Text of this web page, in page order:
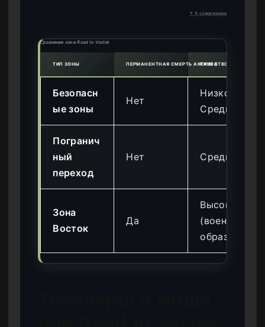
↑ К содержанию
Сравнение зон в Road to Vostok
ТИП ЗОНЫ ПЕРМАНЕНТНАЯ СМЕРТЬ АКТИВНАКАЧЕСТВО ЛУТА
Безопасн
ые зоны
Нет
Низкое/
Среднее
Погранич
ный
переход
Нет Среднее
Зона
Восток
Да
Высокое
(военного
образца)